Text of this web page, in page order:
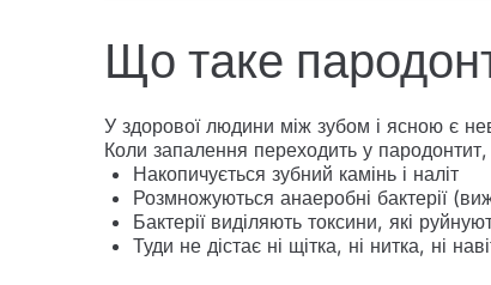
Що таке
У здорової людини між зубом і ясною є
Коли запалення переходить у
Накопичується зубний камінь і наліт
Розмножуються анаеробні бактерії
Бактерії виділяють токсини, які
Туди не дістає ні щітка, ні нитка, ні